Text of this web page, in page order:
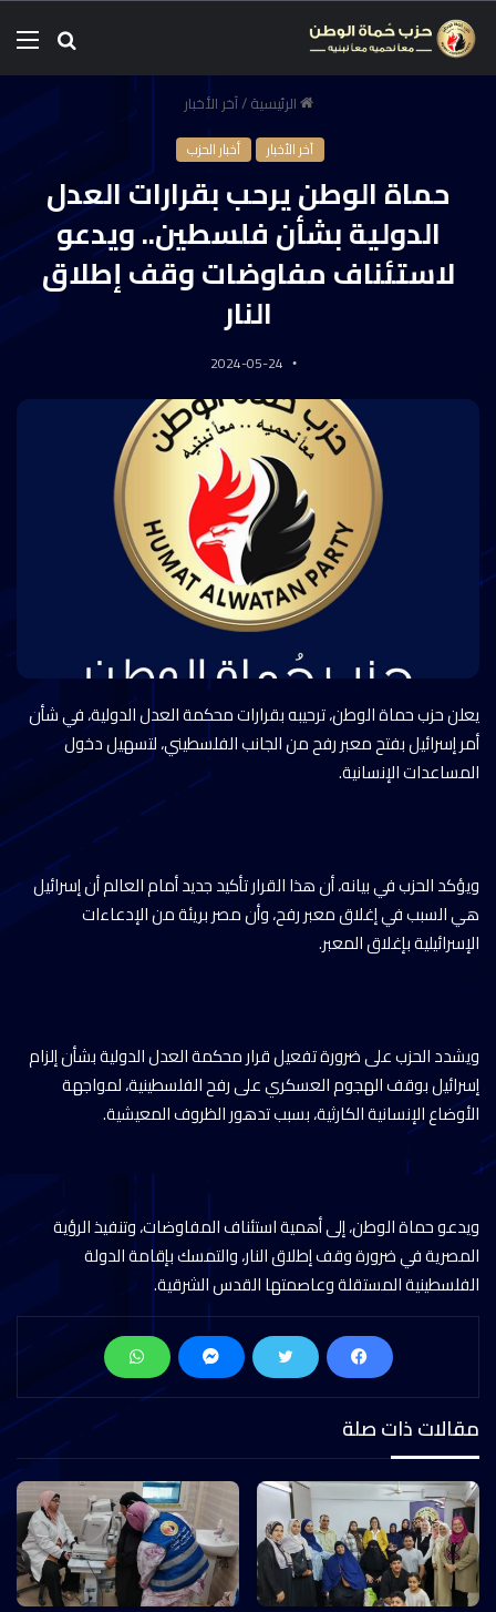
الرئيسية/آخر الأخبار
آخر الأخبار أخبار الحزب
حماة الوطن يرحب بقرارات العدل
الدولية بشأن فلسطين.. ويدعو
لاستئناف مفاوضات وقف إطلاق
النار
2024-05-24
يعلن حزب حماة الوطن، ترحيبه بقرارات محكمة العدل الدولية، في شأن
أمر إسرائيل بفتح معبر رفح من الجانب الفلسطيني، لتسهيل دخول
المساعدات الإنسانية.
ويؤكد الحزب في بيانه، أن هذا القرار تأكيد جديد أمام العالم أن إسرائيل
هي السبب في إغلاق معبر رفح، وأن مصر بريئة من الإدعاءات
الإسرائيلية بإغلاق المعبر.
ويشدد الحزب على ضرورة تفعيل قرار محكمة العدل الدولية بشأن إلزام
إسرائيل بوقف الهجوم العسكري على رفح الفلسطينية، لمواجهة
الأوضاع الإنسانية الكارثية، بسبب تدهور الظروف المعيشية.
ويدعو حماة الوطن، إلى أهمية استئناف المفاوضات، وتنفيذ الرؤية
المصرية في ضرورة وقف إطلاق النار، والتمسك بإقامة الدولة
الفلسطينية المستقلة وعاصمتها القدس الشرقية.
مقالات ذات صلة